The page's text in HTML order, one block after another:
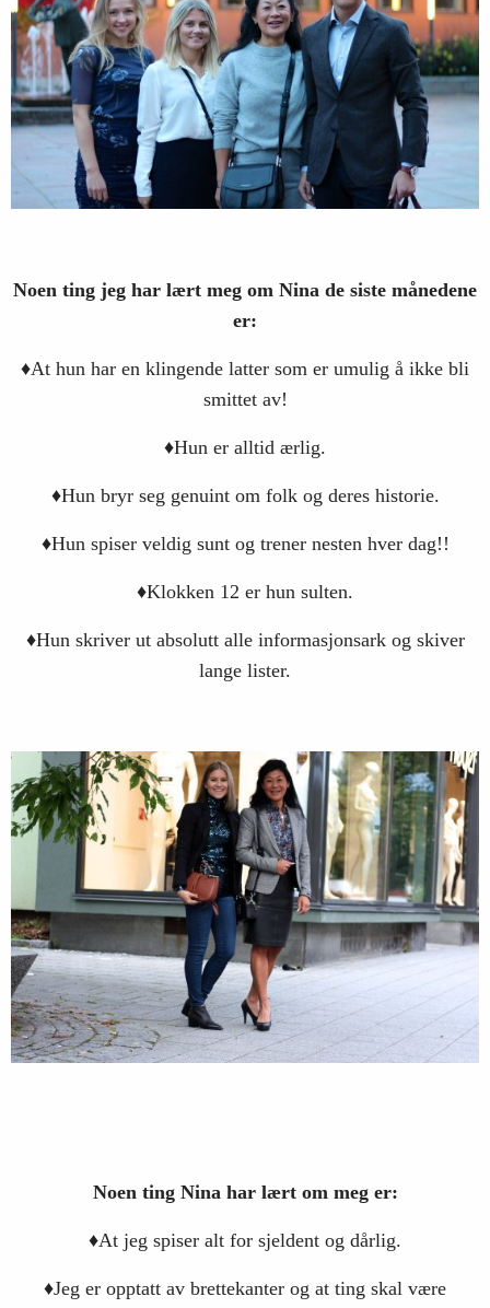
Noen ting jeg har lært meg om Nina de siste månedene
er:
♦At hun har en klingende latter som er umulig å ikke bli
smittet av!
♦Hun er alltid ærlig.
♦Hun bryr seg genuint om folk og deres historie.
♦Hun spiser veldig sunt og trener nesten hver dag!!
♦Klokken 12 er hun sulten.
♦Hun skriver ut absolutt alle informasjonsark og skiver
lange lister.
Noen ting Nina har lært om meg er:
♦At jeg spiser alt for sjeldent og dårlig.
♦Jeg er opptatt av brettekanter og at ting skal være